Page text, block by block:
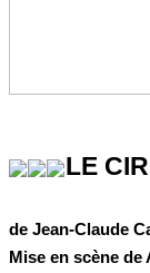
LE
de Jean-Claude
Mise en scène